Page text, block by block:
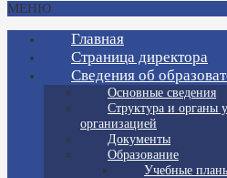
МЕНЮ
Главная
Страница директора
Сведения об
Основные сведения
Структура и органы
организацией
Документы
Образование
Учебные